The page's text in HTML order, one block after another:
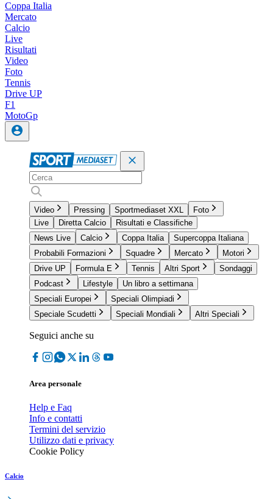
Coppa Italia
Mercato
Calcio
Live
Risultati
Video
Foto
Tennis
Drive UP
F1
MotoGp
Video Pressing Sportmediaset XXL
Foto
Live
Diretta Calcio
Risultati e Classifiche
News Live
Calcio Coppa Italia
Supercoppa Italiana
Probabili Formazioni
Squadre Mercato
Motori
Drive UP
Formula E Tennis Altri Sport
Sondaggi
Podcast
Lifestyle
Un libro a settimana
Speciali Europei
Speciali Olimpiadi
Speciale Scudetti
Speciali Mondiali Altri Speciali
Seguici anche su
Area personale
Help e Faq
Info e contatti
Termini del servizio
Utilizzo dati e privacy
Cookie Policy
Calcio